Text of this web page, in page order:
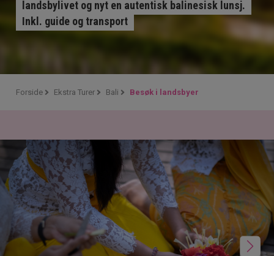
landsbylivet og nyt en autentisk balinesisk lunsj.
Inkl. guide og transport
Forside Ekstra Turer Bali Besøk i landsbyer